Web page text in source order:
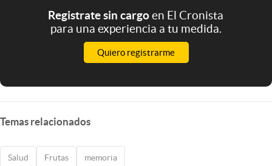
Registrate sin cargoen El Cronista
para una experiencia a tu medida.
Quiero registrarme
Temas relacionados
Salud Frutas memoria